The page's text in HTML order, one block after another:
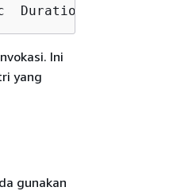
Ini
yang
gunakan